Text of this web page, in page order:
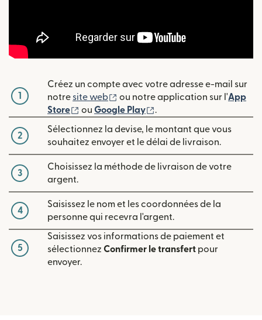
1
Créez un compte avec votre adresse e-mail sur
notre site web (s'ouvre dans une nouvelle
ou notre application sur l'App
Store
(s'ouvre dans une nouvelle fenêtre)
ou Google Play .
2
Sélectionnez la devise, le montant que vous
souhaitez envoyer et le délai de livraison.
3
Choisissez la méthode de livraison de votre
argent.
4
Saisissez le nom et les coordonnées de la
personne qui recevra l'argent.
5
Saisissez vos informations de paiement et
sélectionnez Confirmer le transfert pour
envoyer.